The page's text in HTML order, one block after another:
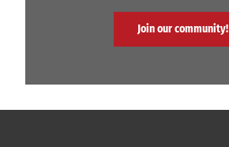
Join our community!